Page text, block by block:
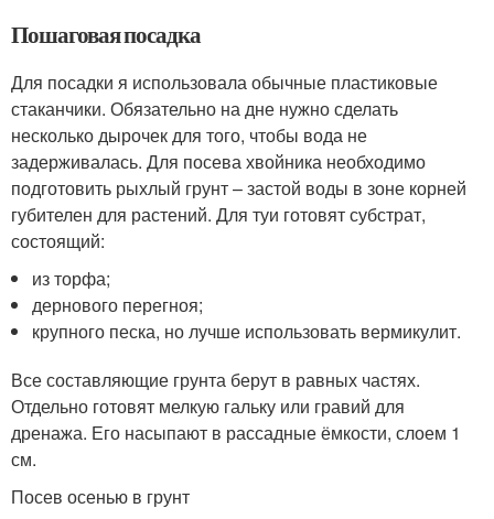
Пошаговая посадка
Для посадки я использовала обычные пластиковые
стаканчики. Обязательно на дне нужно сделать
несколько дырочек для того, чтобы вода не
задерживалась. Для посева хвойника необходимо
подготовить рыхлый грунт – застой воды в зоне корней
губителен для растений. Для туи готовят субстрат,
состоящий:
из торфа;
дернового перегноя;
крупного песка, но лучше использовать вермикулит.
Все составляющие грунта берут в равных частях.
Отдельно готовят мелкую гальку или гравий для
дренажа. Его насыпают в рассадные ёмкости, слоем 1
см.
Посев осенью в грунт